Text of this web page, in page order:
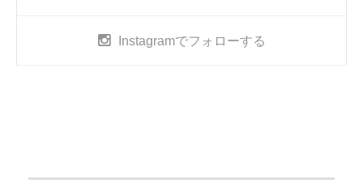
Instagramでフォローする